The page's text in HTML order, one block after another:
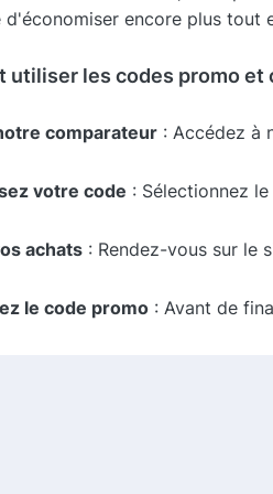
d'économiser encore plus
utiliser les codes promo et
comparateur : Accédez à
votre code : Sélectionnez
achats : Rendez-vous sur le
le code promo : Avant de